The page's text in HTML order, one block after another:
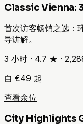
Classic Vienna:
首次访客畅销之选：
导讲解。
3 小时 · 4.7 ★ ·
自 €49 起
查看余位
City Highlights